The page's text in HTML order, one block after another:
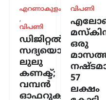
ട്രെൻഡിംഗ്
114
ഓഫർ;
ന്യൂസ്
എറണാകുളം
,
വിപണി
ഡിജിറ്റൽ
സദ്യയൊരുക്കി
ലുലു
കണക്ട്;
വമ്പൻ
ഓഫറുകളുമായി
വിപണി
ഒരു
57
ലക്ഷം